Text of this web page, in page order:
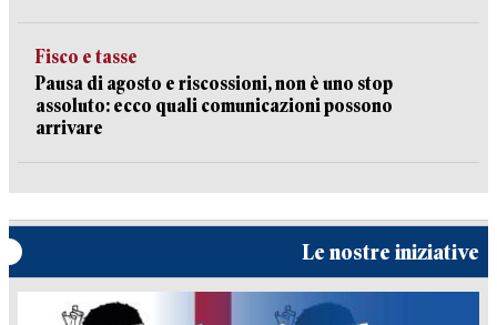
Fisco e tasse
Pausa di agosto e riscossioni, non è uno stop
assoluto: ecco quali comunicazioni possono
arrivare
Le nostre iniziative